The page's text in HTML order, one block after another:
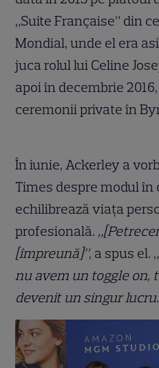
„Suite Française” din
Mondial, unde el era
juca rolul lui Celine
apoi în decembrie
ceremonii private în
În iunie, Ackerley a
Times despre modul în
echilibrează viața
profesională.
[împreună]”, a spus el.
nu avem un toggle on,
devenit un singur